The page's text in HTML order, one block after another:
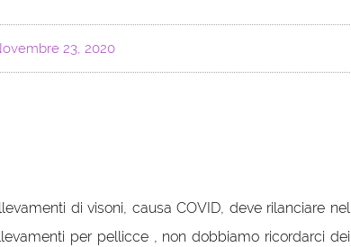
23, 2020
di visoni, causa COVID, deve rilanciare nel
per pellicce , non dobbiamo ricordarci dei